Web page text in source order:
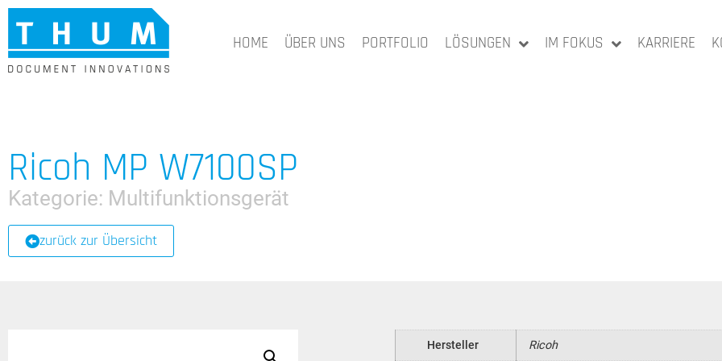
HOME ÜBER UNS PORTFOLIO LÖSUNGEN IM FOKUS KARRIERE
Ricoh MP W7100SP
Kategorie: Multifunktionsgerät
zurück zur Übersicht
Hersteller Ricoh